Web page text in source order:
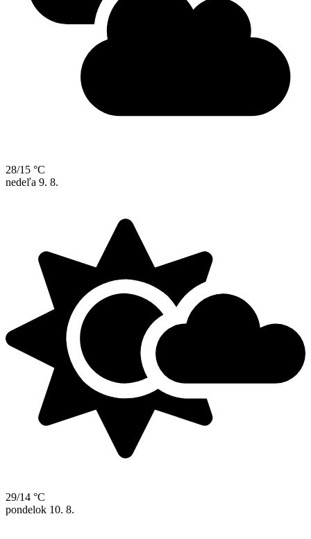
28/15 °C
nedeľa 9. 8.
29/14 °C
pondelok 10. 8.